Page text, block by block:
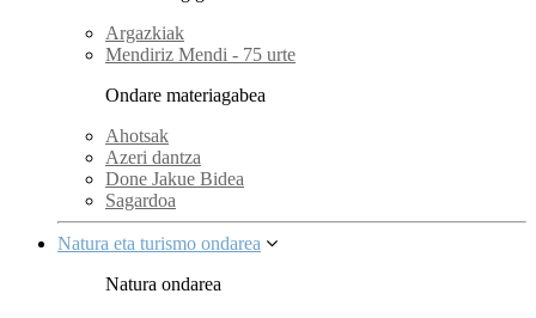
Argazkiak
Mendiriz Mendi - 75 urte
Ondare materiagabea
Ahotsak
Azeri dantza
Done Jakue Bidea
Sagardoa
Natura eta turismo ondarea
Natura ondarea